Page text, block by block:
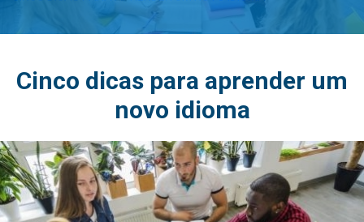
Cinco dicas para aprender um
novo idioma